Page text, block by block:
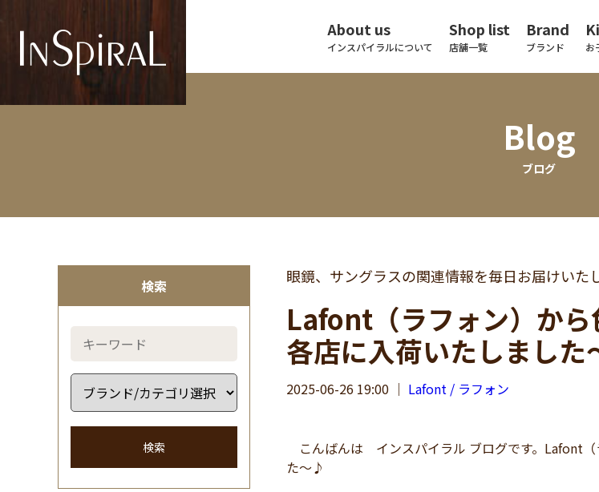
About us
インスパイラルについて
Shop list
店舗一覧
Brand
ブランド お
Blog
ブログ
検索
検索
眼鏡、サングラスの関連情報を毎日お届けいた
Lafont（ラフォン）か
各店に入荷いたしました
2025-06-26 19:00 ｜ Lafont / ラフォン
こんばんは インスパイラル ブログです。Lafont（
た～♪